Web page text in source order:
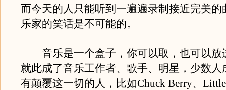
而今天的人只能听到一遍遍录制接近完美的
乐家的笑话是不可能的。
音乐是一个盒子，你可以取，也可以放
就此成了音乐工作者、歌手、明星，少数人
有颠覆这一切的人，比如Chuck Berry、